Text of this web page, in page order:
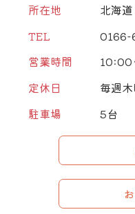
所在地
北海
TEL
0166-
営業時間
定休日
毎週
駐車場
5台